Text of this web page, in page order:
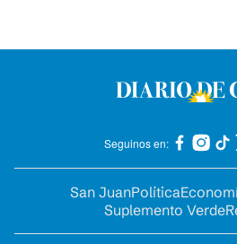
Seguinos en:
San JuanPolítica
Suplemento Verde